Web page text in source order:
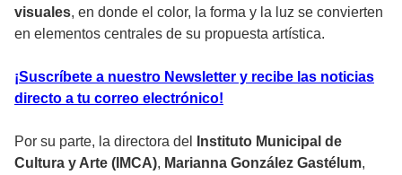
visuales, en donde el color, la forma y la luz se convierten
en elementos centrales de su propuesta artística.
¡Suscríbete a nuestro Newsletter y recibe las noticias
directo a tu correo electrónico!
Por su parte, la directora del
Instituto Municipal de
Cultura y Arte (IMCA), Marianna González Gastélum,